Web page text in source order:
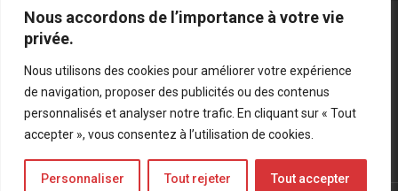
Nous accordons de l’importance à votre vie
privée.
Nous utilisons des cookies pour améliorer votre expérience
de navigation, proposer des publicités ou des contenus
personnalisés et analyser notre trafic. En cliquant sur « Tout
accepter », vous consentez à l’utilisation de cookies.
Personnaliser Tout rejeter Tout accepter
Mentions légales Politique de confidentialité
Bluesky
LinkedIn
Twitter